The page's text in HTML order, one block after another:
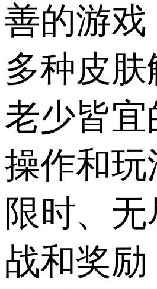
善的游戏
多种皮肤
老少皆宜
操作和玩
限时、
战和奖励